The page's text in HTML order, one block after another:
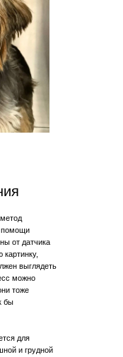
помощи
от датчика
выглядеть
можно
тоже
бы
для
и грудной